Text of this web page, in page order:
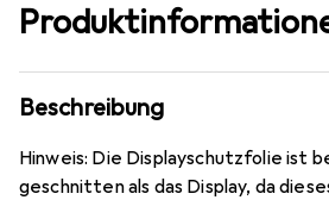
Beschreibung
Hinweis: Die Displayschutzfolie ist
geschnitten als das Display, da